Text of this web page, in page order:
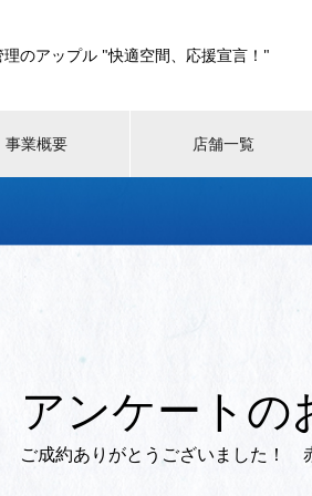
のアップル "快適空間、応援宣言！"
事業概要 店舗一覧
アンケートの
ご成約ありがとうございました！